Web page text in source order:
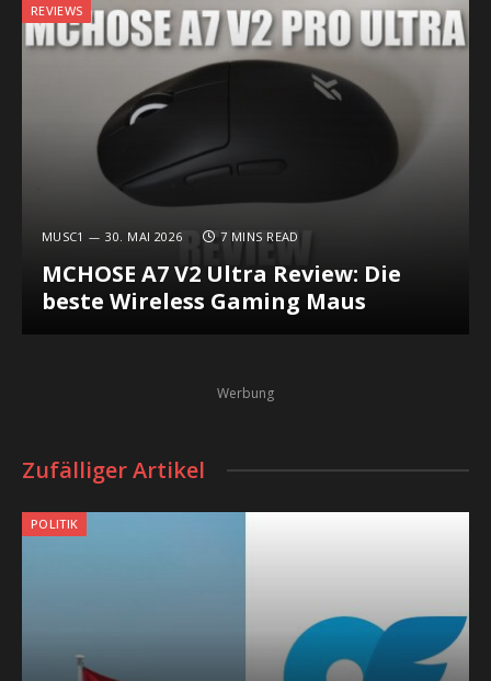
REVIEWS
MUSC1 30. MAI 2026 7 MINS READ
MCHOSE A7 V2 Ultra Review: Die
beste Wireless Gaming Maus
Werbung
Zufälliger Artikel
POLITIK